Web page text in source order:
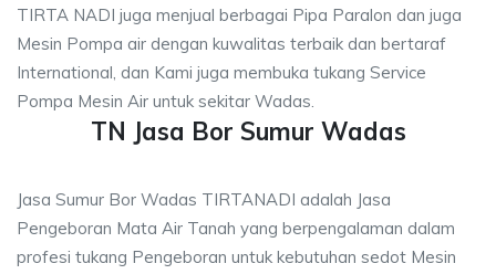
TIRTA NADI juga menjual berbagai Pipa Paralon dan juga
Mesin Pompa air dengan kuwalitas terbaik dan bertaraf
International, dan Kami juga membuka tukang Service
Pompa Mesin Air untuk sekitar Wadas.
TN Jasa Bor Sumur Wadas
Jasa Sumur Bor Wadas TIRTANADI adalah Jasa
Pengeboran Mata Air Tanah yang berpengalaman dalam
profesi tukang Pengeboran untuk kebutuhan sedot Mesin